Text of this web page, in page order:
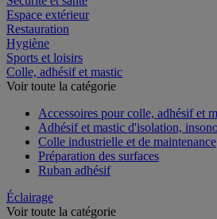
Espace extérieur
Restauration
Hygiène
Sports et loisirs
Colle, adhésif et mastic
Voir toute la catégorie
Accessoires pour colle, adhésif et
Adhésif et mastic d'isolation,
Colle industrielle et de maintenance
Préparation des surfaces
Ruban adhésif
Éclairage
Voir toute la catégorie